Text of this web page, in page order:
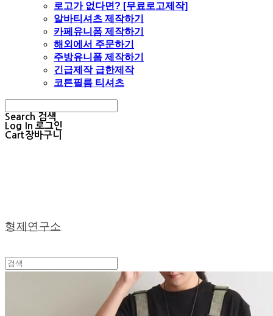
로고가 없다면? [무료로고제작]
알바티셔츠 제작하기
카페유니폼 제작하기
해외에서 주문하기
주방유니폼 제작하기
긴급제작 급한제작
코튼필름 티셔츠
Search 검색
Log In 로그인
Cart장바구니
형제연구소